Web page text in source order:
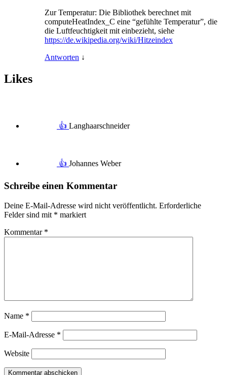
Zur Temperatur: Die Bibliothek berechnet mit
computeHeatIndex_C eine “gefühlte Temperatur”, die
die Luftfeuchtigkeit mit einbezieht, siehe
https://de.wikipedia.org/wiki/Hitzeindex
Antworten ↓
Likes
👍 Langhaarschneider
👍 Johannes Weber
Schreibe einen Kommentar
Deine E-Mail-Adresse wird nicht veröffentlicht. Erforderliche
Felder sind mit * markiert
Kommentar *
Name *
E-Mail-Adresse *
Website